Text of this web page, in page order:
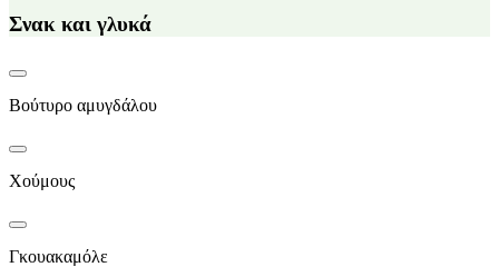
Σνακ και γλυκά
Βούτυρο αμυγδάλου
Χούμους
Γκουακαμόλε